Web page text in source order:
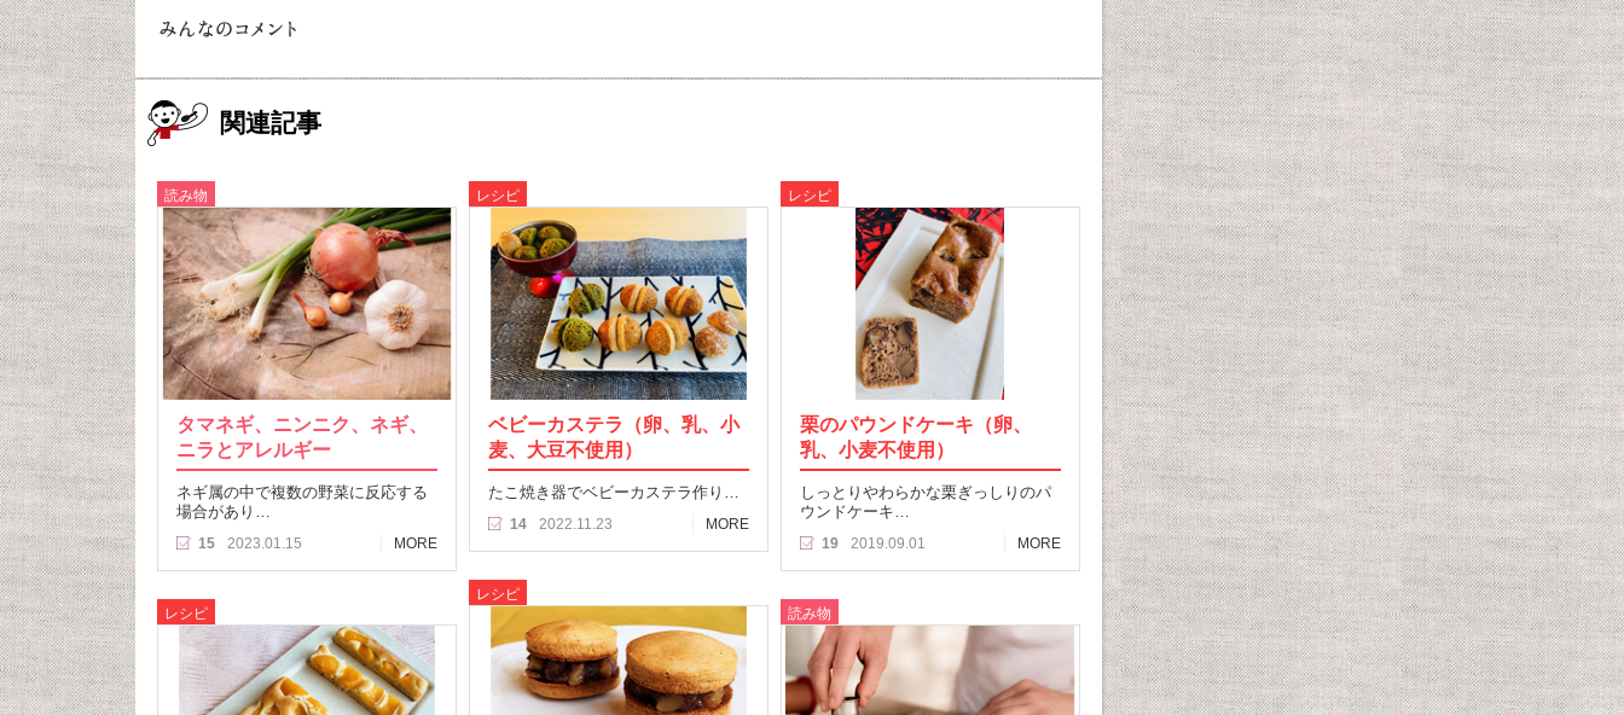
関連記事
読み物
タマネギ、ニンニク、ネギ、
ニラとアレルギー
ネギ属の中で複数の野菜に反応する
場合があり…
15 2023.01.15 MORE
レシピ
ベビーカステラ（卵、乳、小
麦、大豆不使用）
たこ焼き器でベビーカステラ作り…
14 2022.11.23 MORE
レシピ
栗のパウンドケーキ（卵、
乳、小麦不使用）
しっとりやわらかな栗ぎっしりのパ
ウンドケーキ…
19 2019.09.01 MORE
レシピ
レシピ 読み物